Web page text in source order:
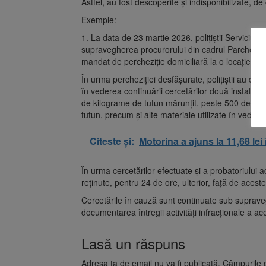
Exemple:
1. La data de 23 martie 2026, polițiștii
supravegherea procurorului din cadrul
mandat de percheziție domiciliară la o locație
În urma percheziției desfășurate, polițiștii au
în vederea continuării cercetărilor două instalații
de kilograme de tutun mărunțit, peste 500 de
tutun, precum și alte materiale utilizate în
Citeste și: Motorina a ajuns la 11,68
În urma cercetărilor efectuate și a probatoriului
reținute, pentru 24 de ore, ulterior, față de
Cercetările în cauză sunt continuate sub
documentarea întregii activități infracționale a
Lasă un răspuns
Adresa ta de email nu va fi publicată. Câmpurile